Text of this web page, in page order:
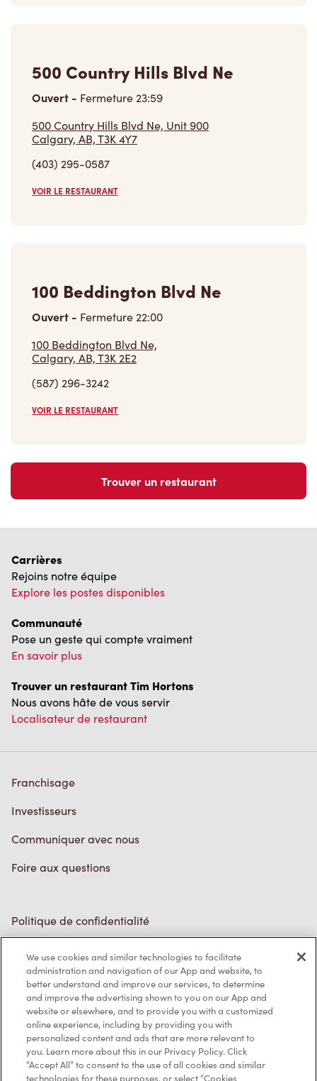
500 Country Hills Blvd Ne
Ouvert - Fermeture23:59
500 Country Hills Blvd Ne, Unit 900
Calgary, AB, T3K 4Y7
(403) 295-0587
VOIR LE RESTAURANT
100 Beddington Blvd Ne
Ouvert - Fermeture22:00
100 Beddington Blvd Ne,
Calgary, AB, T3K 2E2
(587) 296-3242
VOIR LE RESTAURANT
Trouver un restaurant
Carrières
Rejoins notre équipe
Explore les postes disponibles
Communauté
Pose un geste qui compte vraiment
En savoir plus
Trouver un restaurant Tim Hortons
Nous avons hâte de vous servir
Localisateur de restaurant
Franchisage
Investisseurs
Communiquer avec nous
Foire aux questions
Politique de confidentialité
Marques de commerce
Accessibilité
Diagnostic
Contactez-nous
We use cookies and similar technologies to facilitate
administration and navigation of our App and website, to
better understand and improve our services, to determine
and improve the advertising shown to you on our App and
website or elsewhere, and to provide you with a customized
online experience, including by providing you with
personalized content and ads that are more relevant to
you. Learn more about this in our Privacy Policy. Click
“Accept All” to consent to the use of all cookies and similar
technologies for these purposes, or select “Cookies